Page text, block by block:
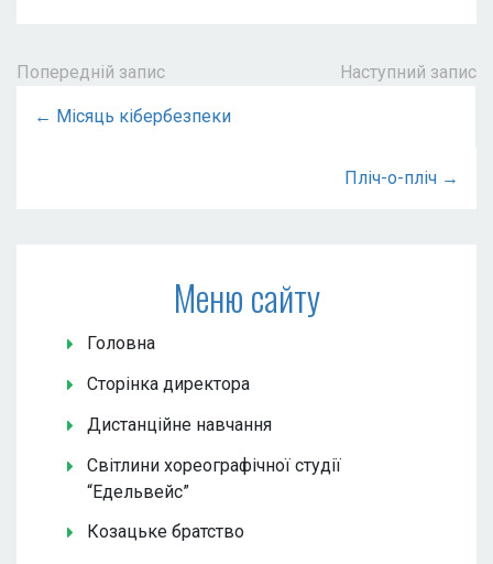
Попередній запис Наступний запис
← Місяць кібербезпеки
Пліч-о-пліч →
Меню сайту
Головна
Сторінка директора
Дистанційне навчання
Світлини хореографічної студії
“Едельвейс”
Козацьке братство